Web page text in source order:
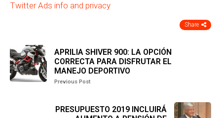
Twitter Ads info and privacy
Share
APRILIA SHIVER 900: LA OPCIÓN
CORRECTA PARA DISFRUTAR EL
MANEJO DEPORTIVO
Previous Post
PRESUPUESTO 2019 INCLUIRÁ